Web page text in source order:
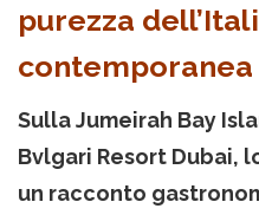
purezza
contemporanea
Sulla Jumeirah Bay
Bvlgari Resort Dubai,
un racconto